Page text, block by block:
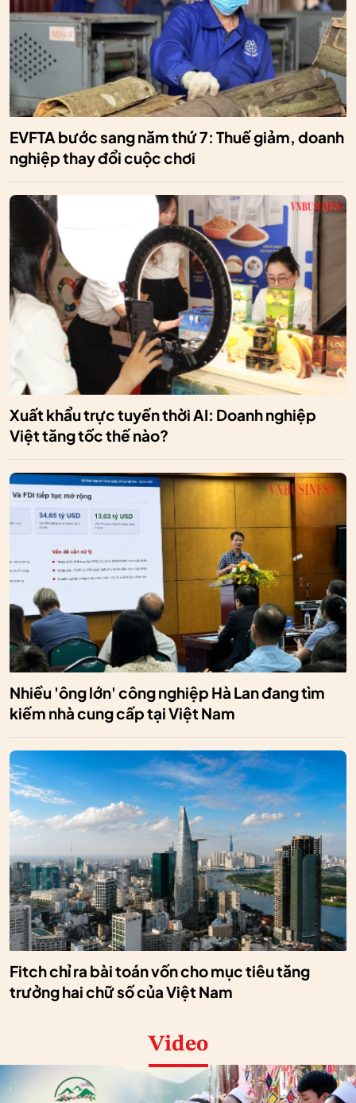
EVFTA bước sang năm thứ 7: Thuế giảm, doanh
nghiệp thay đổi cuộc chơi
Xuất khẩu trực tuyến thời AI: Doanh nghiệp
Việt tăng tốc thế nào?
Nhiều 'ông lớn' công nghiệp Hà Lan đang tìm
kiếm nhà cung cấp tại Việt Nam
Fitch chỉ ra bài toán vốn cho mục tiêu tăng
trưởng hai chữ số của Việt Nam
Video